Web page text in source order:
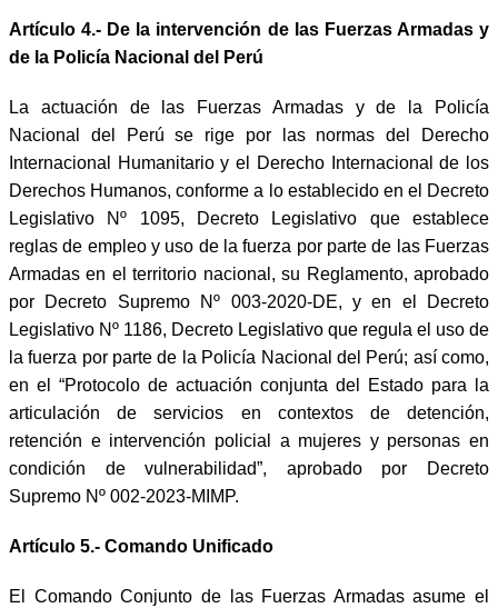
Artículo 4.- De la intervención de las Fuerzas Armadas y
de la Policía Nacional del Perú
La actuación de las Fuerzas Armadas y de la Policía
Nacional del Perú se rige por las normas del Derecho
Internacional Humanitario y el Derecho Internacional de los
Derechos Humanos, conforme a lo establecido en el Decreto
Legislativo Nº 1095, Decreto Legislativo que establece
reglas de empleo y uso de la fuerza por parte de las Fuerzas
Armadas en el territorio nacional, su Reglamento, aprobado
por Decreto Supremo Nº 003-2020-DE, y en el Decreto
Legislativo Nº 1186, Decreto Legislativo que regula el uso de
la fuerza por parte de la Policía Nacional del Perú; así como,
en el “Protocolo de actuación conjunta del Estado para la
articulación de servicios en contextos de detención,
retención e intervención policial a mujeres y personas en
condición de vulnerabilidad”, aprobado por Decreto
Supremo Nº 002-2023-MIMP.
Artículo 5.- Comando Unificado
El Comando Conjunto de las Fuerzas Armadas asume el